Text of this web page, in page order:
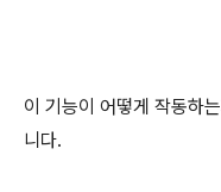
이 기능이 어떻게 작동하
니다.